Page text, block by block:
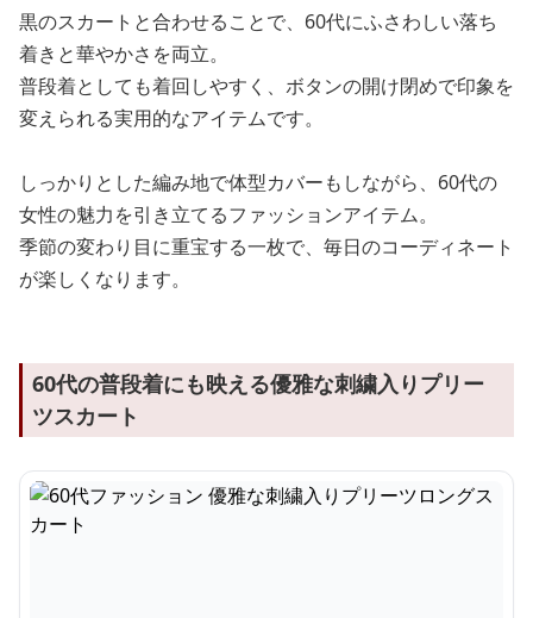
黒のスカートと合わせることで、60代にふさわしい落ち
着きと華やかさを両立。
普段着としても着回しやすく、ボタンの開け閉めで印象を
変えられる実用的なアイテムです。
しっかりとした編み地で体型カバーもしながら、60代の
女性の魅力を引き立てるファッションアイテム。
季節の変わり目に重宝する一枚で、毎日のコーディネート
が楽しくなります。
60代の普段着にも映える優雅な刺繍入りプリー
ツスカート